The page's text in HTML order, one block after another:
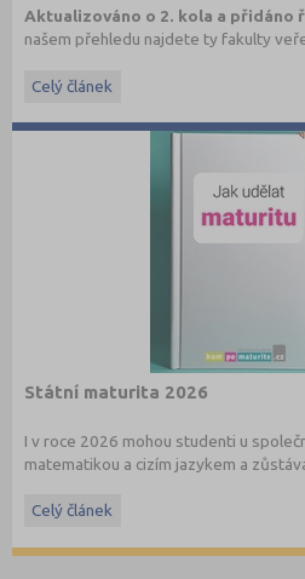
Aktualizováno o 2. kola a přidáno
našem přehledu najdete ty fakulty
o prominutí přijímaček museli žádat.
Celý článek
Státní maturita 2026
I v roce 2026 mohou studenti u
matematikou a cizím jazykem a
informacemi.
Celý článek